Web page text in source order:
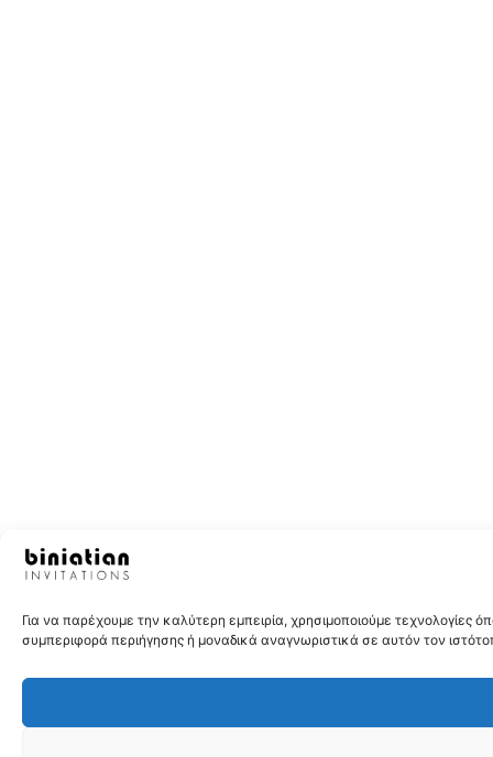
Για να παρέχουμε την καλύτερη εμπειρία, χρησιμοποιούμε
συμπεριφορά περιήγησης ή μοναδικά αναγνωριστικά σε αυτόν τον